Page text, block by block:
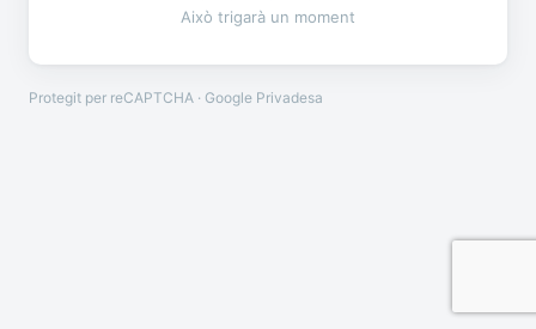
Això trigarà un moment
Protegit per reCAPTCHA · Google Privadesa